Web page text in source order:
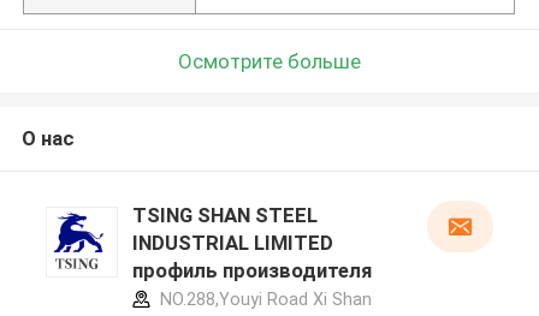
Осмотрите больше
О нас
TSING SHAN STEEL
INDUSTRIAL LIMITED
профиль производителя
NO.288,Youyi Road Xi Shan